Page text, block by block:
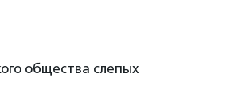
общества слепых